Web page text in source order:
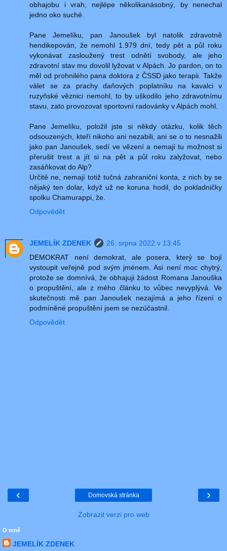
obhajobu i vrah, nejlépe několikanásobný, by nenechal
jedno oko suché.
Pane Jemelíku, pan Janoušek byl natolik zdravotně
hendikepován, že nemohl 1.979 dní, tedy pět a půl roku
vykonávat zasloužený trest odnětí svobody, ale jeho
zdravotní stav mu dovolil lyžovat v Alpách. Jo pardon, on to
měl od prohnilého pana doktora z ČSSD jako terapii. Takže
válet se za prachy daňových poplatníku na kavalci v
ruzyňské věznici nemohl, to by uškodilo jeho zdravotnímu
stavu, zato provozovat sportovní radovánky v Alpách mohl.
Pane Jemelíku, položil jste si někdy otázku, kolik těch
odsouzených, kteří nikoho ani nezabili, ani se o to nesnažili
jako pan Janoušek, sedí ve vězení a nemají tu možnost si
přerušit trest a jít si na pět a půl roku zalyžovat, nebo
zasáňkovat do Alp?
Určitě ne, nemají totiž tučná zahraniční konta, z nich by se
nějaký ten dolar, když už ne koruna hodil, do pokladničky
spolku Chamurappi, že.
Odpovědět
JEMELÍK ZDENEK
26. srpna 2022 v 13:45
DEMOKRAT není demokrat, ale posera, který se bojí
vystoupit veřejně pod svým jménem. Asi není moc chytrý,
protože se domnívá, že obhajuji žádost Romana Janouška
o propuštění, ale z mého článku to vůbec nevyplývá. Ve
skutečnosti mě pan Janoušek nezajímá a jeho řízení o
podmíněné propuštění jsem se nezúčastnil.
Odpovědět
‹ ›
Domovská stránka
Zobrazit verzi pro web
O mně
JEMELÍK ZDENEK